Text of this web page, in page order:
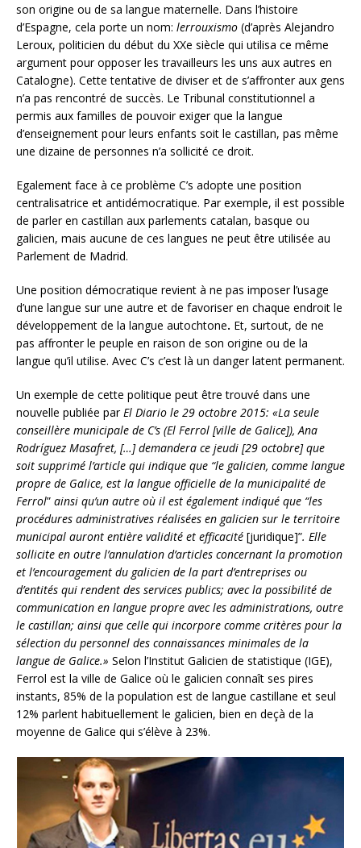
son origine ou de sa langue maternelle. Dans l’histoire
d’Espagne, cela porte un nom: lerrouxismo (d’après Alejandro
Leroux, politicien du début du XXe siècle qui utilisa ce même
argument pour opposer les travailleurs les uns aux autres en
Catalogne). Cette tentative de diviser et de s’affronter aux gens
n’a pas rencontré de succès. Le Tribunal constitutionnel a
permis aux familles de pouvoir exiger que la langue
d’enseignement pour leurs enfants soit le castillan, pas même
une dizaine de personnes n’a sollicité ce droit.
Egalement face à ce problème C’s adopte une position
centralisatrice et antidémocratique. Par exemple, il est possible
de parler en castillan aux parlements catalan, basque ou
galicien, mais aucune de ces langues ne peut être utilisée au
Parlement de Madrid.
Une position démocratique revient à ne pas imposer l’usage
d’une langue sur une autre et de favoriser en chaque endroit le
développement de la langue autochtone. Et, surtout, de ne
pas affronter le peuple en raison de son origine ou de la
langue qu’il utilise. Avec C’s c’est là un danger latent permanent.
Un exemple de cette politique peut être trouvé dans une
nouvelle publiée par El Diario le 29 octobre 2015: «La seule
conseillère municipale de C’s (El Ferrol [ville de Galice]), Ana
Rodríguez Masafret, […]demandera ce jeudi [29 octobre]que
soit supprimé l’article qui indique que “le galicien, comme langue
propre de Galice, est la langue officielle de la municipalité de
Ferrol” ainsi qu’un autre où il est également indiqué que “les
procédures administratives réalisées en galicien sur le territoire
municipal auront entière validité et efficacité [juridique]”. Elle
sollicite en outre l’annulation d’articles concernant la promotion
et l’encouragement du galicien de la part d’entreprises ou
d’entités qui rendent des services publics; avec la possibilité de
communication en langue propre avec les administrations, outre
le castillan; ainsi que celle qui incorpore comme critères pour la
sélection du personnel des connaissances minimales de la
langue de Galice.» Selon l’Institut Galicien de statistique (IGE),
Ferrol est la ville de Galice où le galicien connaît ses pires
instants, 85% de la population est de langue castillane et seul
12% parlent habituellement le galicien, bien en deçà de la
moyenne de Galice qui s’élève à 23%.